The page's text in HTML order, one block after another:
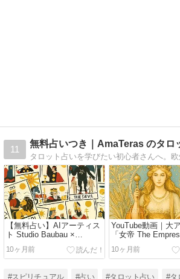
11
無料占いつき｜AmaTeras のタロ
【無料占い】AIアーティス
ト Studio Baubau ×
AmaTeras Tarot コラボ｜ワ
ンオラクル 今日の運勢
10ヶ月前
YouTube動画｜大
「女帝 The
10ヶ月前
#スピリチュアル #占い #タロット占い #タ